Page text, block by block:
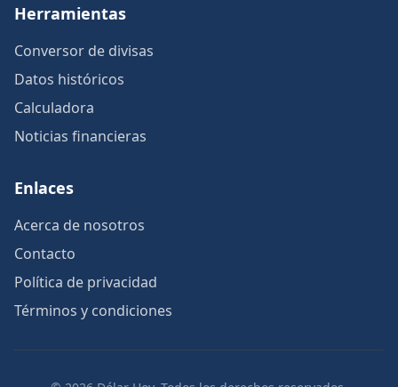
Herramientas
Conversor de divisas
Datos históricos
Calculadora
Noticias financieras
Enlaces
Acerca de nosotros
Contacto
Política de privacidad
Términos y condiciones